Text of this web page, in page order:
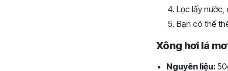
Lọc lấy nước,
Bạn có thể
Xông hơi lá
Nguyên liệu: